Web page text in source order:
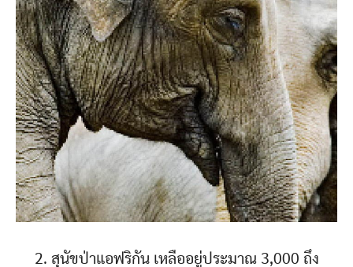
2. สุนัขป่าแอฟริกัน เหลืออยู่ประมาณ 3,000 ถึง